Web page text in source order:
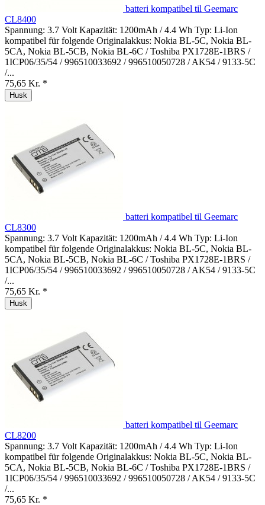
batteri kompatibel til Geemarc
CL8400
Spannung: 3.7 Volt Kapazität: 1200mAh / 4.4 Wh Typ: Li-Ion
kompatibel für folgende Originalakkus: Nokia BL-5C, Nokia BL-
5CA, Nokia BL-5CB, Nokia BL-6C / Toshiba PX1728E-1BRS /
1ICP06/35/54 / 996510033692 / 996510050728 / AK54 / 9133-5C
/...
75,65 Kr. *
Husk
batteri kompatibel til Geemarc
CL8300
Spannung: 3.7 Volt Kapazität: 1200mAh / 4.4 Wh Typ: Li-Ion
kompatibel für folgende Originalakkus: Nokia BL-5C, Nokia BL-
5CA, Nokia BL-5CB, Nokia BL-6C / Toshiba PX1728E-1BRS /
1ICP06/35/54 / 996510033692 / 996510050728 / AK54 / 9133-5C
/...
75,65 Kr. *
Husk
batteri kompatibel til Geemarc
CL8200
Spannung: 3.7 Volt Kapazität: 1200mAh / 4.4 Wh Typ: Li-Ion
kompatibel für folgende Originalakkus: Nokia BL-5C, Nokia BL-
5CA, Nokia BL-5CB, Nokia BL-6C / Toshiba PX1728E-1BRS /
1ICP06/35/54 / 996510033692 / 996510050728 / AK54 / 9133-5C
/...
75,65 Kr. *